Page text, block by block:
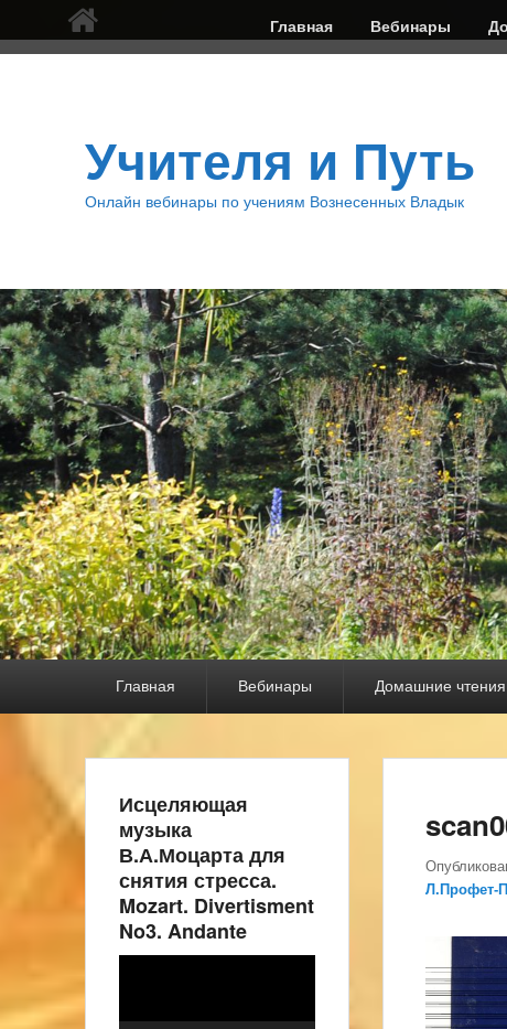
Верхнее
меню
Главная Вебинары
Учителя и Путь
Онлайн вебинары по учениям Вознесенных Владык
Главная Вебинары Домашние чтения
Л.Профет-
Исцеляющая
музыка
В.А.Моцарта для
снятия стресса.
Mozart. Divertisment
No3. Andante